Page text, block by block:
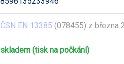
ČSN EN 13385 (078455) z března
skladem (tisk na počkání)